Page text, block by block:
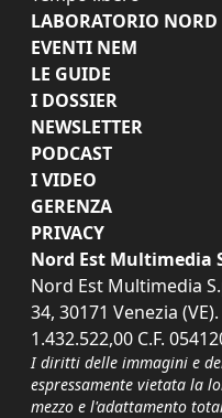
LABORATORIO NORD
EVENTI NEM
LE GUIDE
I DOSSIER
NEWSLETTER
PODCAST
I VIDEO
GERENZA
PRIVACY
Nord Est Multimedia
Nord Est Multimedia
34, 30171 Venezia
1.432.522,00 C.F.
I diritti delle immagini e
espressamente vietata la
mezzo e l'adattamento